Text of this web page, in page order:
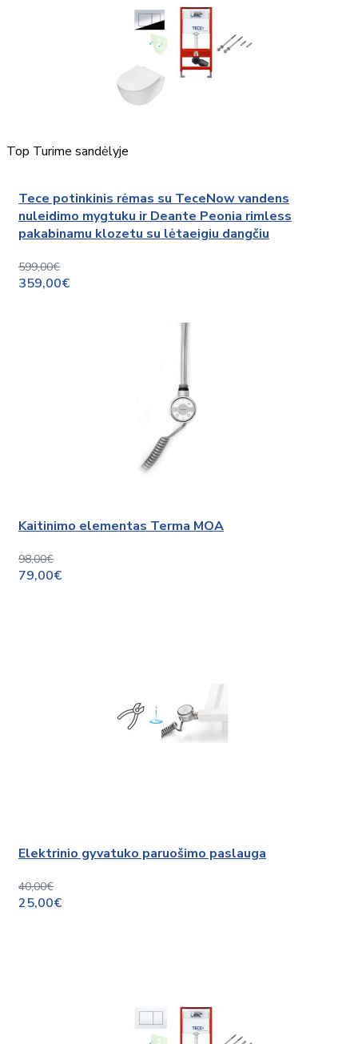
Top Turime sandėlyje
Tece potinkinis rėmas su TeceNow vandens
nuleidimo mygtuku ir Deante Peonia rimless
pakabinamu klozetu su lėtaeigiu dangčiu
599,00€
359,00€
Kaitinimo elementas Terma MOA
98,00€
79,00€
Elektrinio gyvatuko paruošimo paslauga
40,00€
25,00€